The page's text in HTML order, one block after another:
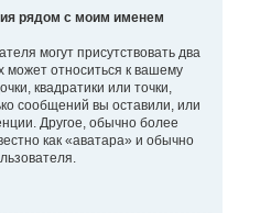
рядом с моим именем
могут присутствовать два
относиться к вашему
квадратики или точки,
сообщений вы оставили, или
Другое, обычно более
как «аватара» и обычно